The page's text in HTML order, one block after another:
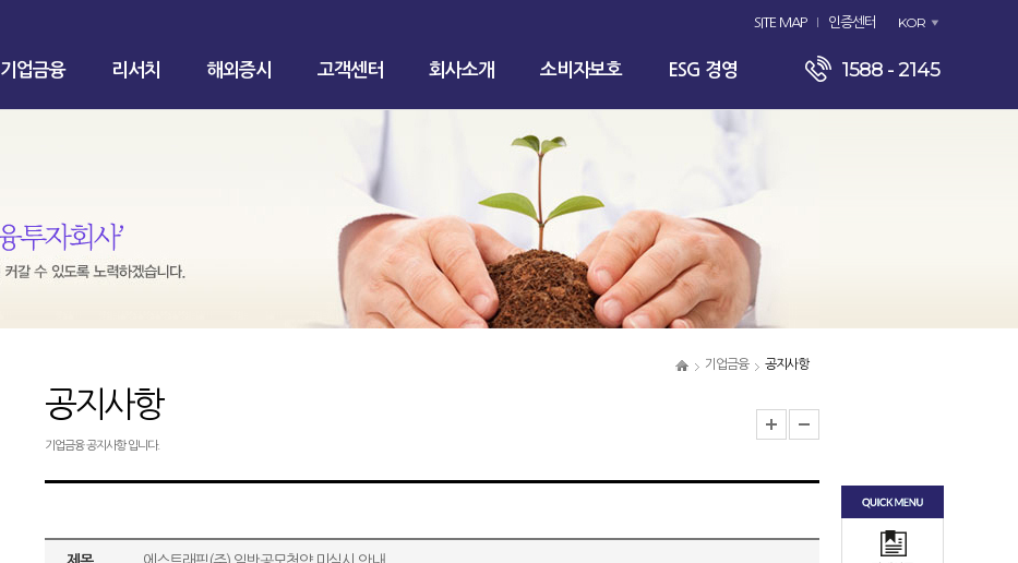
SITE MAP 인증센터 KOR
기업금융 리서치 해외증시 고객센터 회사소개 소비자보호 ESG 경영 1588 - 2145
기업금융 공지사항
공지사항
기업금융 공지사항 입니다.